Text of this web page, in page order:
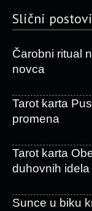
Slični postovi
Čarobni ritual
novca
Tarot karta
promena
Tarot karta
duhovnih idela
Sunce u biku